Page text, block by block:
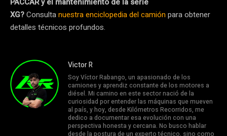
XG?Consultanuestra enciclopedia del camiónpara obtener
detalles técnicos profundos.
Victor R
Soy Víctor Rabango, un apasionado de los
camiones y aprendiz constante de los motores a
diésel. Mi camino en este sector nació de la
curiosidad por entender las máquinas que mueven
al país, y hoy, desde Kilómetros Recorridos, me
dedico a documentar esa evolución con una
perspectiva honesta y cercana. No busco hablar
desde la postura de un experto técnico, sino como